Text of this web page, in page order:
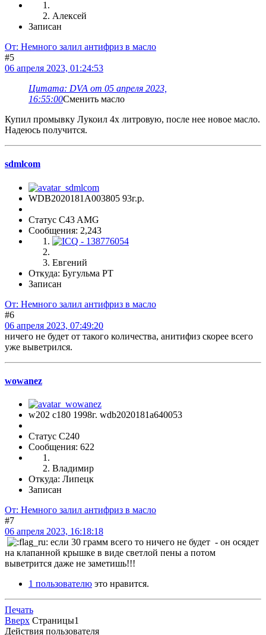
Алексей
Записан
От: Немного залил антифриз в масло
#5
06 апреля 2023, 01:24:53
Цитата: DVA от 05 апреля 2023,
16:55:00Сменить масло
Купил промывку Лукоил 4х литровую, после нее новое масло.
Надеюсь получится.
sdmlcom
WDB2020181A003805 93г.р.
Статус C43 AMG
Сообщения: 2,243
Евгений
Откуда: Бугульма РТ
Записан
От: Немного залил антифриз в масло
#6
06 апреля 2023, 07:49:20
ничего не будет от такого количества, анитифиз скорее всего
уже выветрился.
wowanez
w202 c180 1998г. wdb2020181a640053
Статус C240
Сообщения: 622
Владимир
Откуда: Липецк
Записан
От: Немного залил антифриз в масло
#7
06 апреля 2023, 16:18:18
если 30 грамм всего то ничего не будет - он осядет
на клапанной крышке в виде светлой пены а потом
выветрится даже не заметишь!!!
1 пользователю это нравится.
Печать
Вверх Страницы1
Действия пользователя